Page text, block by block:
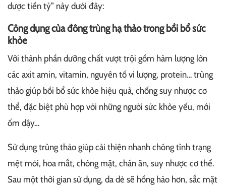
dược tiền tỷ” này dưới đây:
Công dụng của đông trùng hạ thảo trong bồi bổ sức
khỏe
Với thành phần dưỡng chất vượt trội gồm hàm lượng lớn
các axit amin, vitamin, nguyên tố vi lượng, protein… trùng
thảo giúp bồi bổ sức khỏe hiệu quả, chống suy nhược cơ
thể, đặc biệt phù hợp với những người sức khỏe yếu, mới
ốm dậy…
Sử dụng trùng thảo giúp cải thiện nhanh chóng tình trạng
mệt mỏi, hoa mắt, chóng mặt, chán ăn, suy nhược cơ thể.
Sau một thời gian sử dụng, da dẻ sẽ hồng hào hơn, sắc mặt